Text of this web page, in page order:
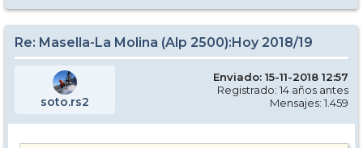
Re: Masella-La Molina (Alp 2500):Hoy 2018/19
soto.rs2
Enviado: 15-11-2018 12:57
Registrado: 14 años antes
Mensajes: 1.459